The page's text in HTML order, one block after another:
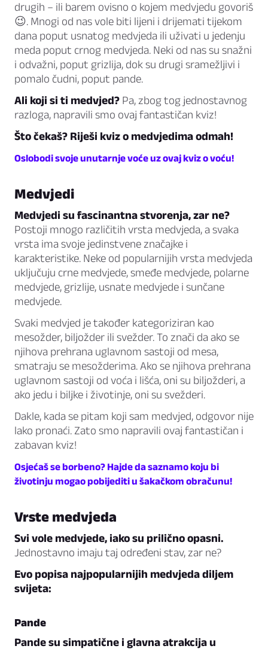
drugih – ili barem ovisno o kojem medvjedu govoriš
😉. Mnogi od nas vole biti lijeni i drijemati tijekom
dana poput usnatog medvjeda ili uživati u jedenju
meda poput crnog medvjeda. Neki od nas su snažni
i odvažni, poput grizlija, dok su drugi sramežljivi i
pomalo čudni, poput pande.
Ali koji si ti medvjed? Pa, zbog tog jednostavnog
razloga, napravili smo ovaj fantastičan kviz!
Što čekaš? Riješi kviz o medvjedima odmah!
Oslobodi svoje unutarnje voće uz ovaj kviz o voću!
Medvjedi
Medvjedi su fascinantna stvorenja, zar ne?
Postoji mnogo različitih vrsta medvjeda, a svaka
vrsta ima svoje jedinstvene značajke i
karakteristike. Neke od popularnijih vrsta medvjeda
uključuju crne medvjede, smeđe medvjede, polarne
medvjede, grizlije, usnate medvjede i sunčane
medvjede.
Svaki medvjed je također kategoriziran kao
mesožder, biljožder ili svežder. To znači da ako se
njihova prehrana uglavnom sastoji od mesa,
smatraju se mesožderima. Ako se njihova prehrana
uglavnom sastoji od voća i lišća, oni su biljožderi, a
ako jedu i biljke i životinje, oni su svežderi.
Dakle, kada se pitam koji sam medvjed, odgovor nije
lako pronaći. Zato smo napravili ovaj fantastičan i
zabavan kviz!
Osjećaš se borbeno? Hajde da saznamo koju bi
životinju mogao pobijediti u šakačkom obračunu!
Vrste medvjeda
Svi vole medvjede, iako su prilično opasni.
Jednostavno imaju taj određeni stav, zar ne?
Evo popisa najpopularnijih medvjeda diljem
svijeta:
Pande
Pande su simpatične i glavna atrakcija u